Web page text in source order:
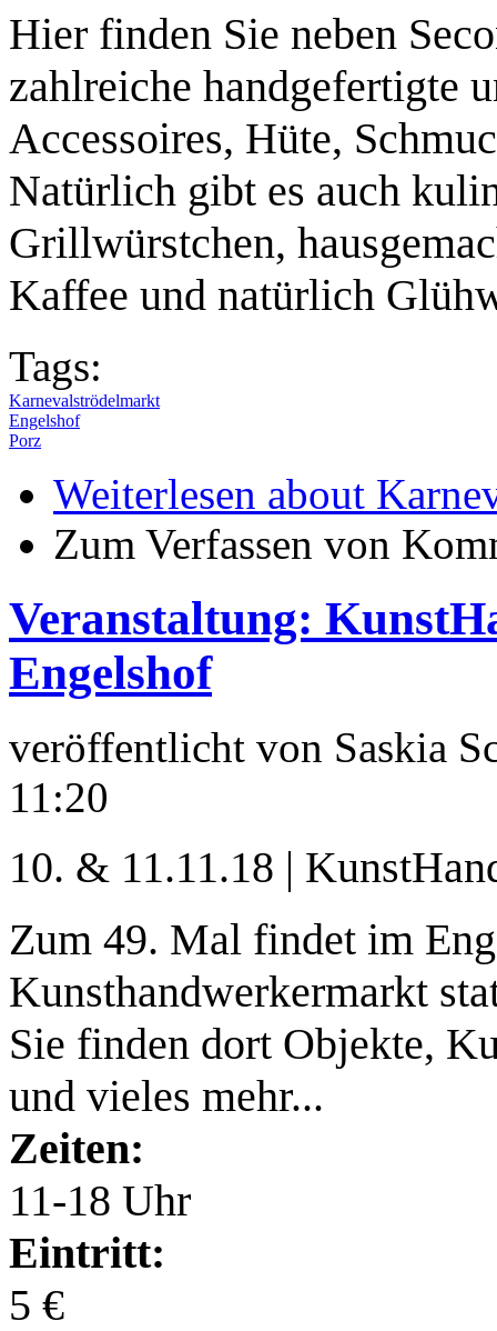
Hier finden Sie neben
zahlreiche handgefertigte
Accessoires, Hüte,
Natürlich gibt es auch
Grillwürstchen,
Kaffee und natürlich
Tags:
Karnevalströdelmarkt
Engelshof
Porz
Weiterlesen about
Zum Verfassen von
Veranstaltung:
Engelshof
veröffentlicht von Saskia
11:20
10. & 11.11.18 |
Zum 49. Mal findet im
Kunsthandwerkermarkt
Sie finden dort Objekte,
und vieles mehr...
Zeiten:
11-18 Uhr
Eintritt:
5 €